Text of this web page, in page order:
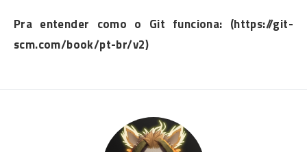
Pra entender como o Git funciona: (https://git-
scm.com/book/pt-br/v2)